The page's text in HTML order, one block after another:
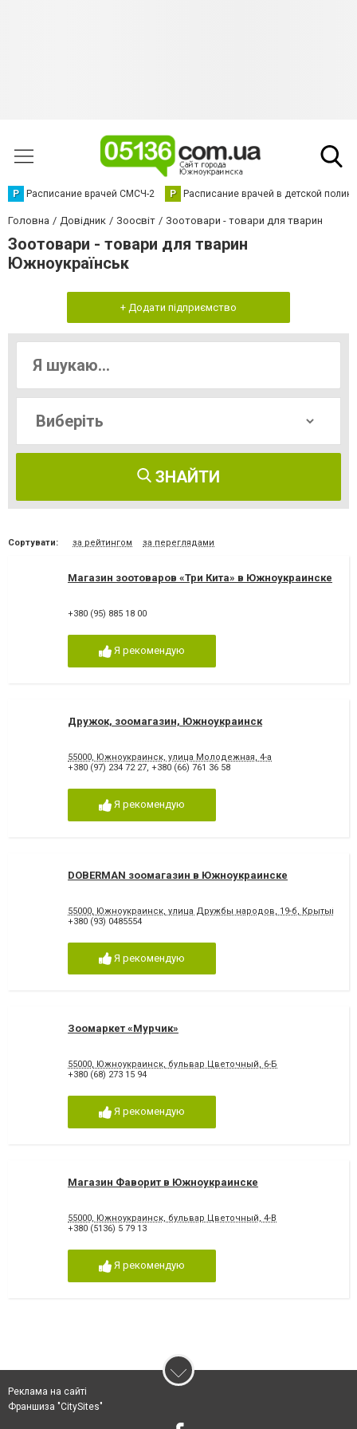
Р Расписание врачей СМСЧ-2 Р Расписание врачей в детской
Головна Довідник Зоосвіт Зоотовари - товари для тварин
Зоотовари - товари для тварин
Южноукраїнськ
+ Додати підприємство
ЗНАЙТИ
Сортувати: за рейтингом за переглядами
Магазин зоотоваров «Три Кита» в Южноукраинске
+380 (95) 885 18 00
Я рекомендую
Дружок, зоомагазин, Южноукраинск
55000, Южноукраинск, улица Молодежная, 4-а
+380 (97) 234 72 27, +380 (66) 761 36 58
Я рекомендую
DOBERMAN зоомагазин в Южноукраинске
55000, Южноукраинск, улица Дружбы народов, 19-б, Крытый
+380 (93) 0485554
Я рекомендую
Зоомаркет «Мурчик»
55000, Южноукраинск, бульвар Цветочный, 6-Б
+380 (68) 273 15 94
Я рекомендую
Магазин Фаворит в Южноукраинске
55000, Южноукраинск, бульвар Цветочный, 4-В
+380 (5136) 5 79 13
Я рекомендую
Реклама на сайті
Франшиза "CitySites"